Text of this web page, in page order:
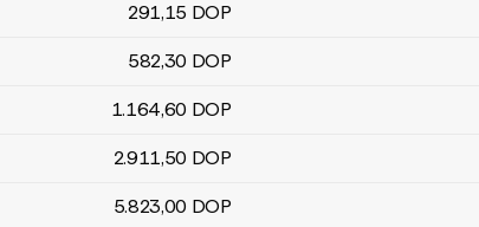
291,15 DOP
582,30 DOP
1.164,60 DOP
2.911,50 DOP
5.823,00 DOP